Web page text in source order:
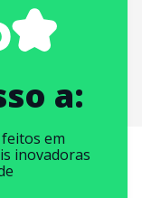
a:
em
inovadoras